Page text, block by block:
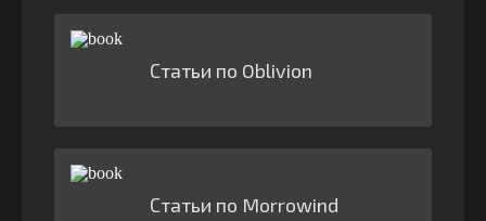
Статьи по Oblivion
Статьи по Morrowind